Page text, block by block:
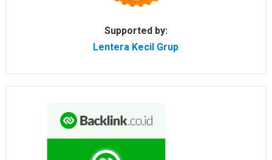
Supported by:
Lentera Kecil Grup